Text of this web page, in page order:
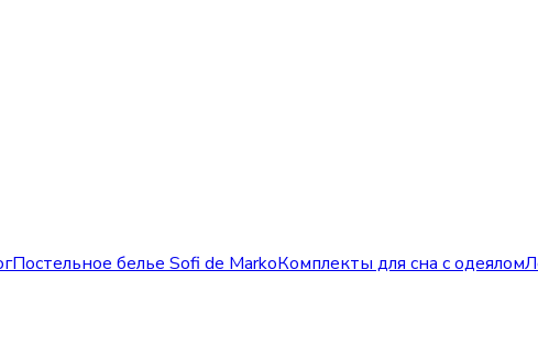
Постельное белье Sofi de MarkoКомплекты для сна с одеялом